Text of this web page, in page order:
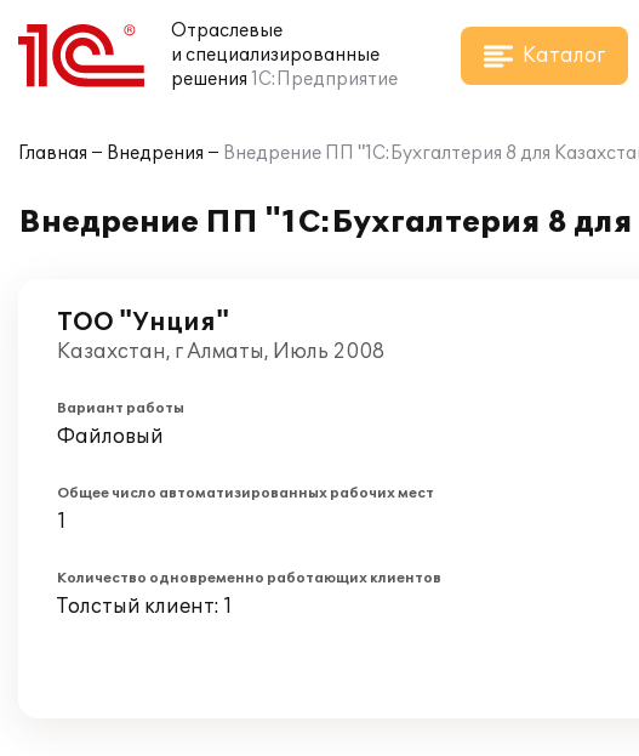
Отраслевые
и специализированные
решения 1С:Предприятие
Каталог
Главная Внедрения Внедрение ПП "1С:Бухгалтерия 8 для
Внедрение ПП "1С:Бухгалтерия 8
ТОО "Унция"
Казахстан, г Алматы, Июль 2008
Вариант работы
Файловый
Общее число автоматизированных рабочих мест
1
Количество одновременно работающих клиентов
Толстый клиент: 1